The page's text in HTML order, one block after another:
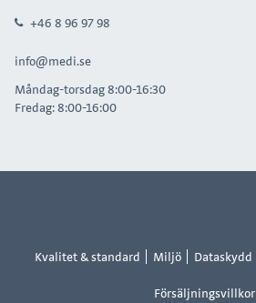
+46 8 96 97 98
info@medi.se
Måndag-torsdag 8:00-16:30
Fredag: 8:00-16:00
Kvalitet & standard Miljö Dataskydd
Försäljningsvillkor